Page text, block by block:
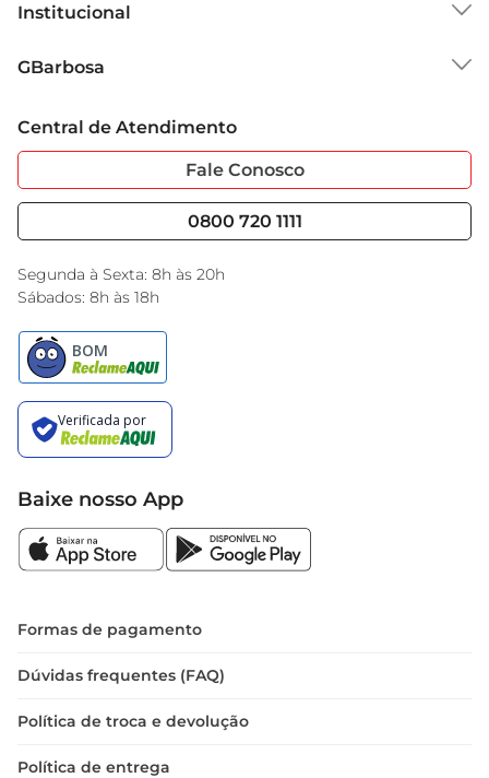
Institucional
Grupo Cencosud
Sobre Privacidade
Portal do Fornecedo
Nossas Lojas
GBarbosa
Garantia Estendida
Serviços
Black Friday
Encarte do Dia
Central de Atendimento
Fale Conosco
0800 720 1111
Segunda à Sexta: 8h às 20h
Sábados: 8h às 18h
Baixe nosso App
Formas de pagamento
Dúvidas frequentes (FAQ)
Política de troca e devolução
Política de entrega